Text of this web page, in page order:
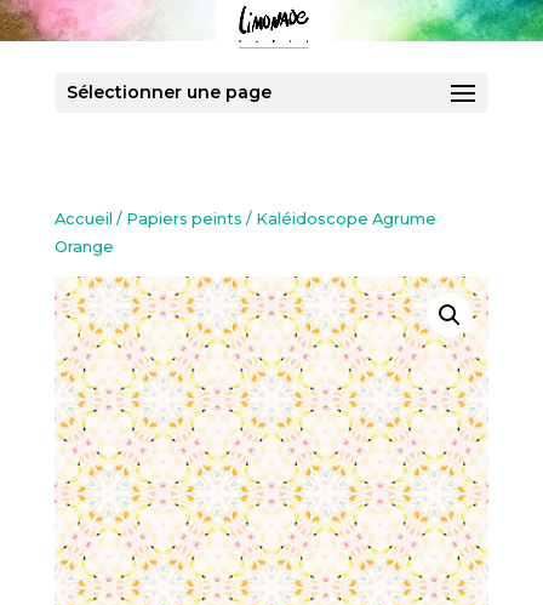
Sélectionner une page
Accueil / Papiers peints / Kaléidoscope Agrume
Orange